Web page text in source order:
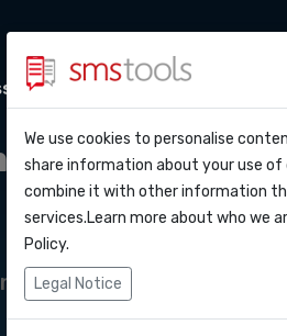
berichten Sms marketing
API Docs
Zapier
Blog
Service level agreement
(sla)
Een offerte aanvragen
naar Kroatië. Sms
We use cookies to personalise
share information about your use
combine it with other information
services.Learn more about who we
Policy.
Legal Notice